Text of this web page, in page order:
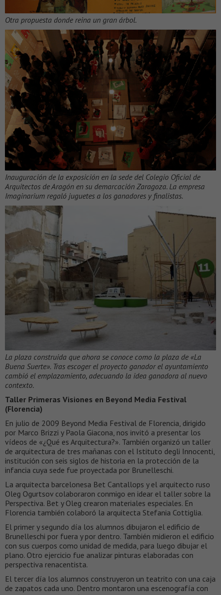
Otra propuesta donde reina un gran árbol.
Inauguración de la exposición en la sede del Colegio Oficial de
Arquitectos de Aragón en su demarcación Zaragoza. La empresa
Imaginarium regaló juguetes a los ganadores y finalistas.
La plaza construida que ahora se conoce como la plaza de «La
Buena Suerte». Tras escoger el proyecto ganador el ayuntamiento
cambió el emplazamiento, adecuando la idea ganadora al nuevo
contexto.
Taller Primeras Visiones en Beyond Media Festival
(Florencia)
En julio de 2009 Beyond Media Festival de Florencia, dirigido
por Marco Brizzi y Paola Giacona, nos invitó a presentar los
vídeos de «¿Qué es Arquitectura?». También organizó un taller
de arquitectura de tres mañanas con el Istituto degli Innocenti,
institución con seis siglos de historia en la protección de la
infancia cuya sede fue proyectada por Brunelleschi.
La arquitecta barcelonesa Bet Cantallops y el arquitecto ruso
Oleg Ogurtsov colaboraron conmigo en idear el taller sobre la
Perspectiva. Bet y Oleg crearon materiales especiales. En
Florencia también colaboró la arquitecta Stefania Cottiglia.
El primer y segundo día los alumnos dibujaron el edificio de
Brunelleschi por fuera y por dentro. También midieron el edificio
con sus cuerpos como unidad de medida, para luego dibujar el
plano. Otro ejercicio fue analizar pinturas elaboradas con
perspectiva renacentista.
El tercer día los alumnos construyeron un teatrito con una caja
de zapatos cada uno. Dentro montaron una escenografía con